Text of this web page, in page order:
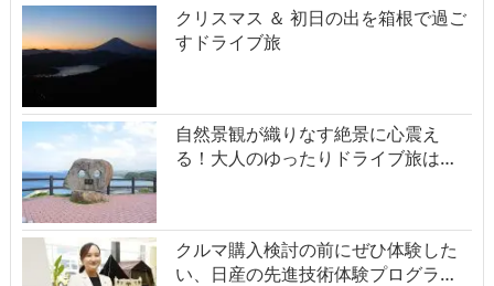
クリスマス ＆ 初日の出を箱根で過ご
すドライブ旅
自然景観が織りなす絶景に心震え
る！大人のゆったりドライブ旅は…
クルマ購入検討の前にぜひ体験した
い、日産の先進技術体験プログラ…